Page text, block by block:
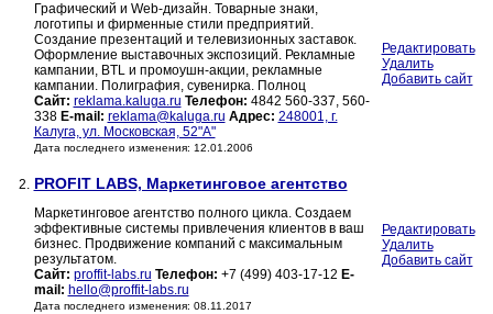
Графический и Web-дизайн. Товарные знаки,
логотипы и фирменные стили предприятий.
Создание презентаций и телевизионных заставок.
Оформление выставочных экспозиций. Рекламные
кампании, BTL и промоушн-акции, рекламные
кампании. Полиграфия, сувенирка. Полноц
Сайт: reklama.kaluga.ru Телефон: 4842 560-337, 560-
338 E-mail: reklama@kaluga.ru Адрес: 248001, г.
Калуга, ул. Московская, 52"А"
Дата последнего изменения: 12.01.2006
Редактировать
Удалить
Добавить сайт
2. PROFIT LABS, Маркетинговое агентство
Маркетинговое агентство полного цикла. Создаем
эффективные системы привлечения клиентов в ваш
бизнес. Продвижение компаний с максимальным
результатом.
Сайт: proffit-labs.ru Телефон: +7 (499) 403-17-12 E-
mail: hello@proffit-labs.ru
Дата последнего изменения: 08.11.2017
Редактировать
Удалить
Добавить сайт